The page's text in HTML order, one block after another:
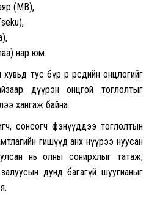
(MB),
нар юм.
тус бүр өөр өөрсдийн онцлогийг
дүүрэн онцгой тоглолтыг
хангаж байна.
сонсогч фэнүүддээ тоглолтын
гишүүд анх нүүрээ нуусан
нь олны сонирхлыг татаж,
дунд багагүй шуугианыг